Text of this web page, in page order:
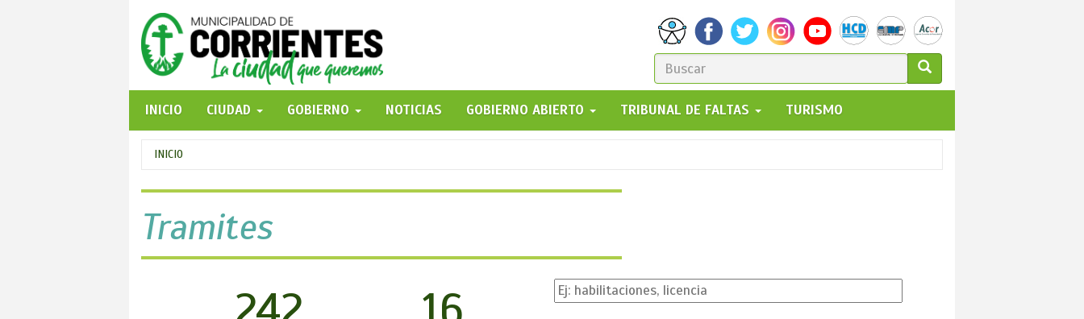
FORMULARIO
DE
BÚSQUEDA
GO!
INICIO
CIUDAD GOBIERNO NOTICIAS GOBIERNO ABIERTO TRIBUNAL DE FALTAS TURISMO
Se
encuentra
usted
aquí
INICIO
Tramites